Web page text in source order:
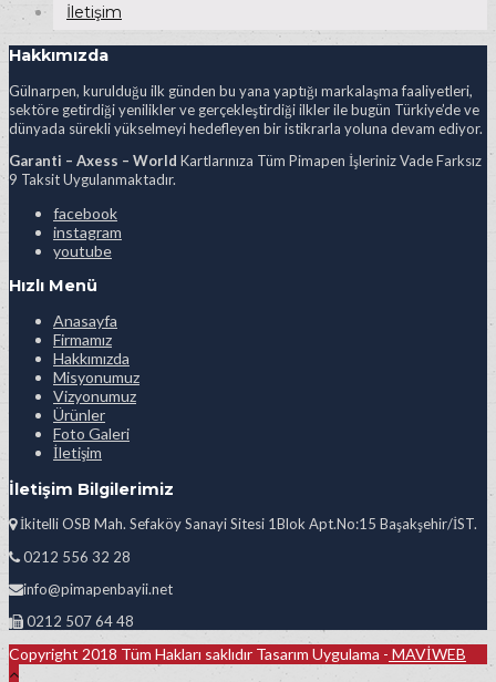
İletişim
Hakkımızda
Gülnarpen, kurulduğu ilk günden bu yana yaptığı markalaşma faaliyetleri,
sektöre getirdiği yenilikler ve gerçekleştirdiği ilkler ile bugün Türkiye’de ve
dünyada sürekli yükselmeyi hedefleyen bir istikrarla yoluna devam ediyor.
Garanti – Axess – World Kartlarınıza Tüm Pimapen İşleriniz Vade Farksız
9 Taksit Uygulanmaktadır.
facebook
instagram
youtube
Hızlı Menü
Anasayfa
Firmamız
Hakkımızda
Misyonumuz
Vizyonumuz
Ürünler
Foto Galeri
İletişim
İletişim Bilgilerimiz
İkitelli OSB Mah. Sefaköy Sanayi Sitesi 1Blok Apt.No:15 Başakşehir/İST.
0212 556 32 28
info@pimapenbayii.net
0212 507 64 48
Copyright 2018 Tüm Hakları saklıdır Tasarım Uygulama - MAVİWEB